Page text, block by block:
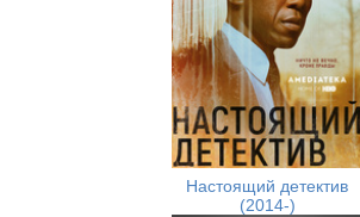
Настоящий детектив
(2014-)